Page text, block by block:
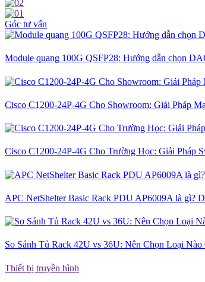
Góc tư vấn
Module quang 100G QSFP28: Hướng dẫn chọn
Cisco C1200-24P-4G Cho Showroom: Giải Pháp
Cisco C1200-24P-4G Cho Trường Học: Giải Pháp
APC NetShelter Basic Rack PDU AP6009A là gì?
So Sánh Tủ Rack 42U vs 36U: Nên Chọn Loại
Thiết bị truyền hình